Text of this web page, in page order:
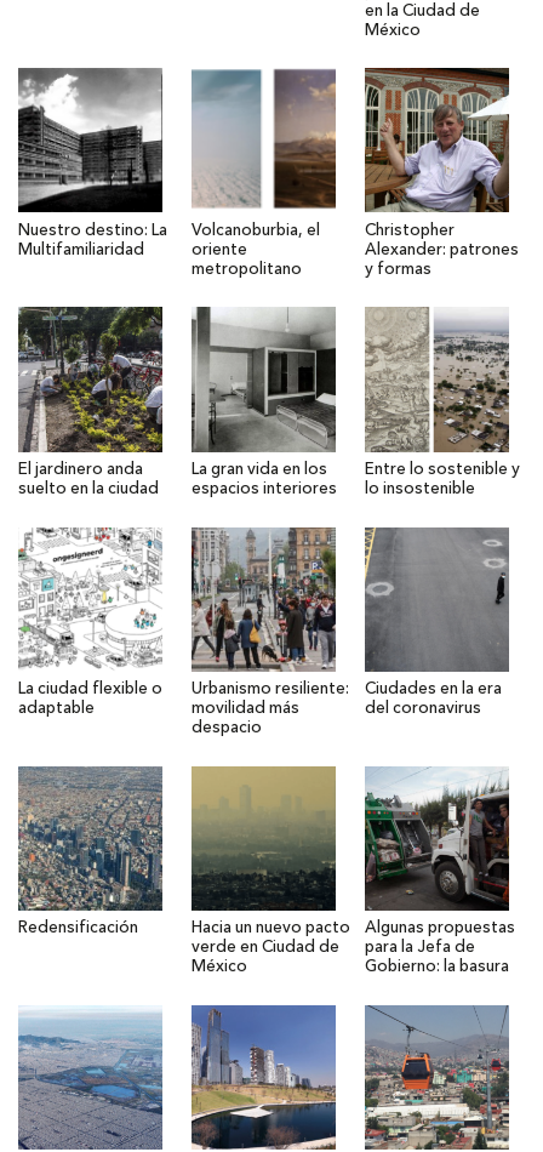
en la Ciudad de
México
Nuestro destino: La
Multifamiliaridad
Volcanoburbia, el
oriente
metropolitano
Christopher
Alexander: patrones
y formas
El jardinero anda
suelto en la ciudad
La gran vida en los
espacios interiores
Entre lo sostenible y
lo insostenible
La ciudad flexible o
adaptable
Urbanismo resiliente:
movilidad más
despacio
Ciudades en la era
del coronavirus
Redensificación
Hacia un nuevo pacto
verde en Ciudad de
México
Algunas propuestas
para la Jefa de
Gobierno: la basura